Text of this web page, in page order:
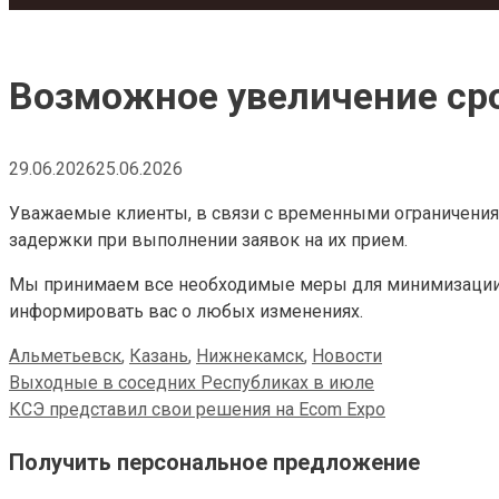
Возможное увеличение
29.06.202625.06.2026
Уважаемые клиенты, в связи с временными
задержки при выполнении заявок на их прием.
Мы принимаем все необходимые меры для
информировать вас о любых изменениях.
Categories
Альметьевск, Казань, Нижнекамск, Новости
Выходные в соседних Республиках в июле
КСЭ представил свои решения на Ecom Expo
Получить персональное предложение